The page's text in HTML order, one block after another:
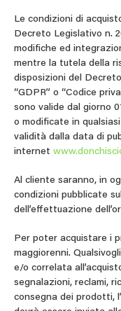
Le condizioni di
Decreto Legislativo n.
modifiche ed
mentre la tutela della
disposizioni del
“GDPR” o “Codice
sono valide dal giorno
o modificate in
validità dalla data di
internet
Al cliente saranno, in
condizioni pubblicate
dell’effettuazione
Per poter acquistare i
maggiorenni.
e/o correlata
segnalazioni, reclami,
consegna dei prodotti,